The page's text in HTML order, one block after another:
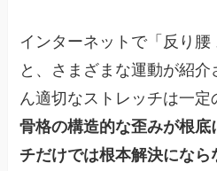
インターネットで「反り
と、さまざまな運動が紹
ん適切なストレッチは一定
骨格の構造的な歪みが根底
チだけでは根本解決になら